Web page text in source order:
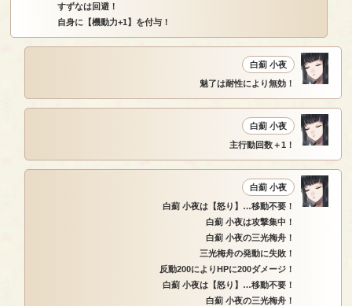
すずなは回避！
自身に【機動力+1】を付与！
白薊 小夜
魅了は耐性により無効！
白薊 小夜
主行動回数＋1！
白薊 小夜
白薊 小夜は【怒り】…移動不要！
白薊 小夜は攻撃集中！
白薊 小夜の三光梅舟！
三光梅舟の発動に失敗！
反動200によりHPに200ダメージ！
白薊 小夜は【怒り】…移動不要！
白薊 小夜の三光梅舟！